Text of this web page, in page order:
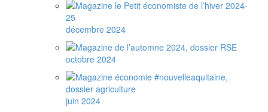
décembre 2024
octobre 2024
juin 2024